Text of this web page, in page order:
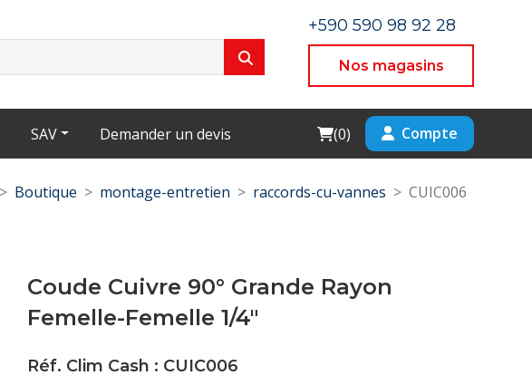
+590 590 98 92 28
Nos magasins
SAV Demander un devis Cart
(0) Compte
Boutique montage-entretien raccords-cu-vannes CUIC006
Coude Cuivre 90° Grande Rayon
Femelle-Femelle 1/4"
Réf. Clim Cash : CUIC006